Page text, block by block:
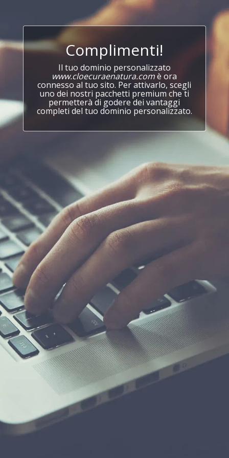
Complimenti!
Il tuo dominio personalizzato
www.cloecuraenatura.comè ora
connesso al tuo sito. Per attivarlo, scegli
uno dei nostri pacchetti premium che ti
permetterà di godere dei vantaggi
completi del tuo dominio personalizzato.